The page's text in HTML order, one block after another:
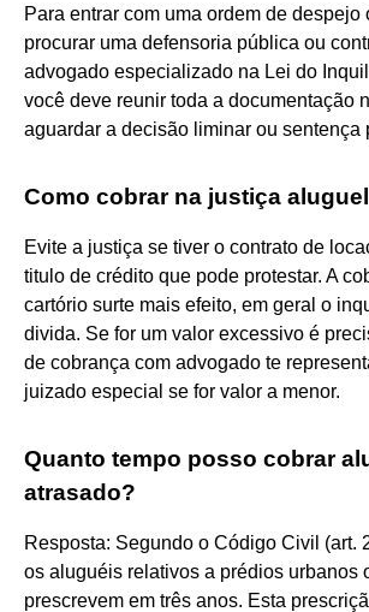
Para entrar com uma ordem de despejo
procurar uma defensoria pública ou
advogado especializado na Lei do
você deve reunir toda a documentação
aguardar a decisão liminar ou sentença
Como cobrar na justiça
Evite a justiça se tiver o contrato de
titulo de crédito que pode protestar. A
cartório surte mais efeito, em geral o
divida. Se for um valor excessivo é
de cobrança com advogado te
juizado especial se for valor a menor.
Quanto tempo posso cobrar
atrasado?
Resposta: Segundo o Código Civil (art.
os aluguéis relativos a prédios urbanos
prescrevem em três anos. Esta